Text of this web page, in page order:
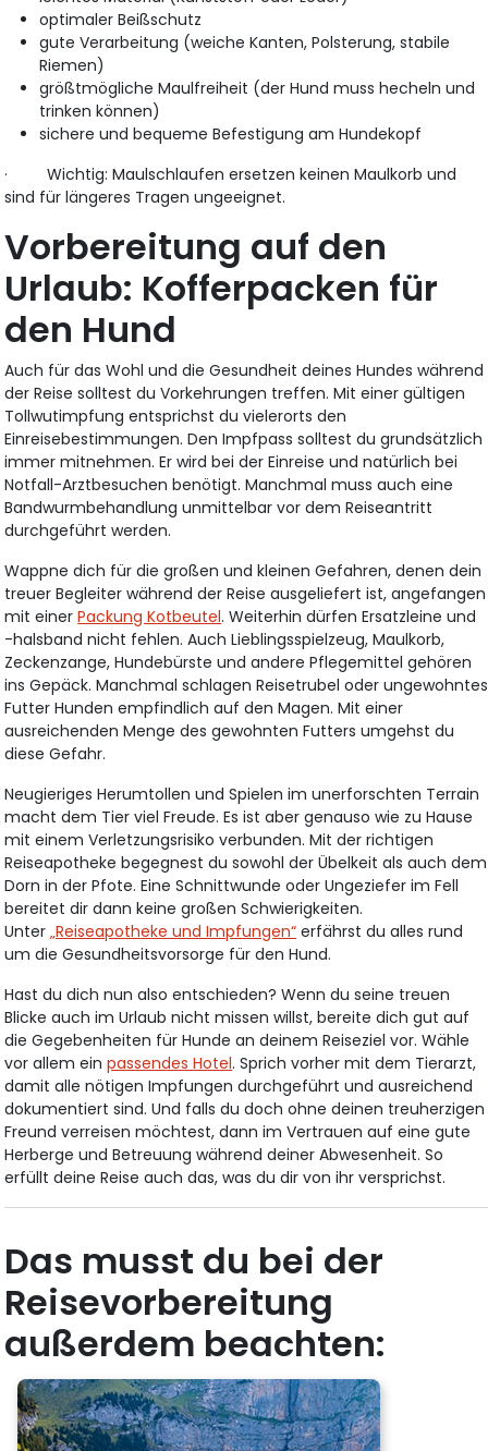
optimaler Beißschutz
gute Verarbeitung (weiche Kanten, Polsterung, stabile
Riemen)
größtmögliche Maulfreiheit (der Hund muss hecheln und
trinken können)
sichere und bequeme Befestigung am Hundekopf
· Wichtig: Maulschlaufen ersetzen keinen Maulkorb und
sind für längeres Tragen ungeeignet.
Vorbereitung auf den
Urlaub: Kofferpacken für
den Hund
Auch für das Wohl und die Gesundheit deines Hundes während
der Reise solltest du Vorkehrungen treffen. Mit einer gültigen
Tollwutimpfung entsprichst du vielerorts den
Einreisebestimmungen. Den Impfpass solltest du grundsätzlich
immer mitnehmen. Er wird bei der Einreise und natürlich bei
Notfall-Arztbesuchen benötigt. Manchmal muss auch eine
Bandwurmbehandlung unmittelbar vor dem Reiseantritt
durchgeführt werden.
Wappne dich für die großen und kleinen Gefahren, denen dein
treuer Begleiter während der Reise ausgeliefert ist, angefangen
mit einerPackung Kotbeutel. Weiterhin dürfen Ersatzleine und
-halsband nicht fehlen. Auch Lieblingsspielzeug, Maulkorb,
Zeckenzange, Hundebürste und andere Pflegemittel gehören
ins Gepäck. Manchmal schlagen Reisetrubel oder ungewohntes
Futter Hunden empfindlich auf den Magen. Mit einer
ausreichenden Menge des gewohnten Futters umgehst du
diese Gefahr.
Neugieriges Herumtollen und Spielen im unerforschten Terrain
macht dem Tier viel Freude. Es ist aber genauso wie zu Hause
mit einem Verletzungsrisiko verbunden. Mit der richtigen
Reiseapotheke begegnest du sowohl der Übelkeit als auch dem
Dorn in der Pfote. Eine Schnittwunde oder Ungeziefer im Fell
bereitet dir dann keine großen Schwierigkeiten.
Unter„Reiseapotheke und Impfungen“ erfährst du alles rund
um die Gesundheitsvorsorge für den Hund.
Hast du dich nun also entschieden? Wenn du seine treuen
Blicke auch im Urlaub nicht missen willst, bereite dich gut auf
die Gegebenheiten für Hunde an deinem Reiseziel vor. Wähle
vor allem einpassendes Hotel. Sprich vorher mit dem Tierarzt,
damit alle nötigen Impfungen durchgeführt und ausreichend
dokumentiert sind. Und falls du doch ohne deinen treuherzigen
Freund verreisen möchtest, dann im Vertrauen auf eine gute
Herberge und Betreuung während deiner Abwesenheit. So
erfüllt deine Reise auch das, was du dir von ihr versprichst.
Das musst du bei der
Reisevorbereitung
außerdem beachten: